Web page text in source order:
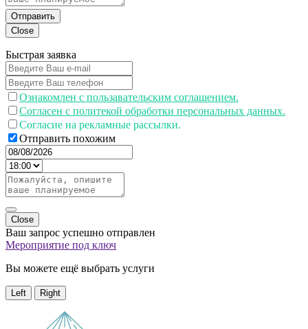
Отправить
Close
Быстрая заявка
Ознакомлен с пользавательским соглашением.
Согласен с политекой обработки персональных данных.
Согласие на рекламные рассылки.
Отправить похожим
Close
Ваш запрос успешно отправлен
Мероприятие под ключ
Вы можете ещё выбрать услуги
Left Right